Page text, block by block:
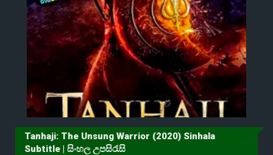
Tanhaji: The Unsung Warrior (2020) Sinhala
Subtitle | සිංහල උපසිරැසි